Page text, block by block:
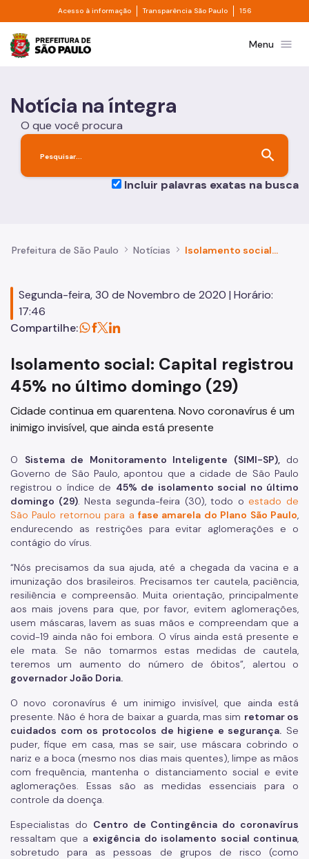
Pular para o Conteúdo principal
Acesso à informação Divisor de acesso à informação
Transparência São Paulo Divisor de
156
Prefeitura de São PauloMenu menu
Notícia na íntegra
O que você procura
search
Incluir palavras exatas na busca
Prefeitura de São Paulo Notícias Isolamento social: Capital registrou 45% no último domingo (29)
Segunda-feira, 30 de Novembro de 2020 | Horário:
17:46
Compartilhe:
Isolamento social: Capital registrou
45% no último domingo (29)
Cidade continua em quarentena. Novo coronavírus é um
inimigo invisível, que ainda está presente
O Sistema de Monitoramento Inteligente (SIMI-SP),do
Governo de São Paulo, apontou que a cidade de São Paulo
registrou o índice de 45% de isolamento social no último
domingo (29). Nesta segunda-feira (30), todo o estado de
São Paulo retornou para a fase amarela do Plano São Paulo,
endurecendo as restrições para evitar aglomerações e o
contágio do vírus.
“Nós precisamos da sua ajuda, até a chegada da vacina e a
imunização dos brasileiros. Precisamos ter cautela, paciência,
resiliência e compreensão. Muita orientação, principalmente
aos mais jovens para que, por favor, evitem aglomerações,
usem máscaras, lavem as suas mãos e compreendam que a
covid-19 ainda não foi embora. O vírus ainda está presente e
ele mata. Se não tomarmos estas medidas de cautela,
teremos um aumento do número de óbitos”, alertou o
governador João Doria.
O novo coronavírus é um inimigo invisível, que ainda está
presente. Não é hora de baixar a guarda, mas sim retomar os
cuidados com os protocolos de higiene e segurança. Se
puder, fique em casa, mas se sair, use máscara cobrindo o
nariz e a boca (mesmo nos dias mais quentes), limpe as mãos
com frequência, mantenha o distanciamento social e evite
aglomerações. Essas são as medidas essenciais para o
controle da doença.
Especialistas do Centro de Contingência do coronavírus
ressaltam que a exigência do isolamento social continua,
sobretudo para as pessoas de grupos de risco (como